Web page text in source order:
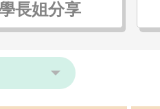
長姐分享